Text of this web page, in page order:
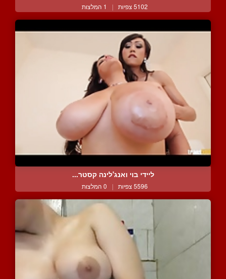
5102 צפיות | 1 המלצות
ליידי בוי ואנג'לינה קסטר...
5596 צפיות | 0 המלצות